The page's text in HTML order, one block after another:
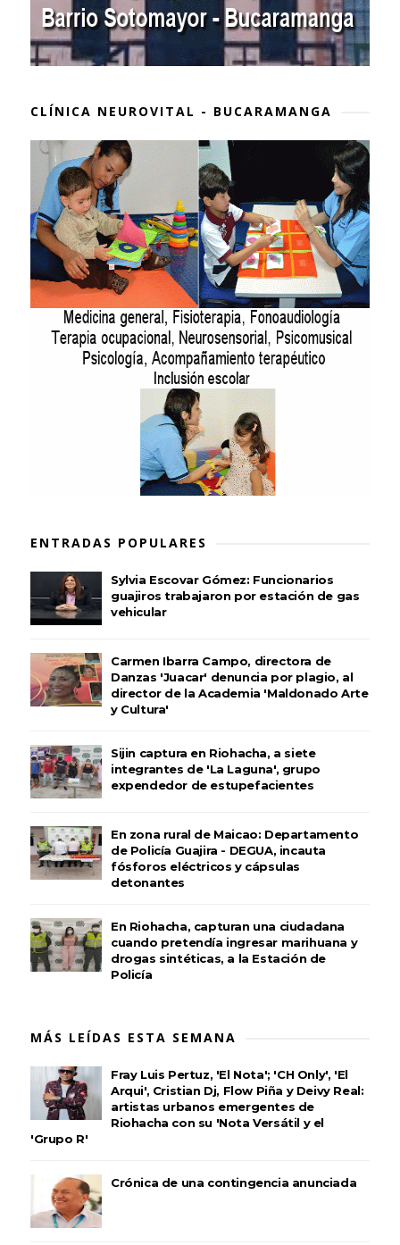
CLÍNICA NEUROVITAL - BUCARAMANGA
ENTRADAS POPULARES
Sylvia Escovar Gómez: Funcionarios
guajiros trabajaron por estación de gas
vehicular
Carmen Ibarra Campo, directora de
Danzas 'Juacar' denuncia por plagio, al
director de la Academia 'Maldonado Arte
y Cultura'
Sijin captura en Riohacha, a siete
integrantes de 'La Laguna', grupo
expendedor de estupefacientes
En zona rural de Maicao: Departamento
de Policía Guajira - DEGUA, incauta
fósforos eléctricos y cápsulas
detonantes
En Riohacha, capturan una ciudadana
cuando pretendía ingresar marihuana y
drogas sintéticas, a la Estación de
Policía
MÁS LEÍDAS ESTA SEMANA
Fray Luis Pertuz, 'El Nota'; 'CH Only', 'El
Arqui', Cristian Dj, Flow Piña y Deivy Real:
artistas urbanos emergentes de
Riohacha con su 'Nota Versátil y el
'Grupo R'
Crónica de una contingencia anunciada